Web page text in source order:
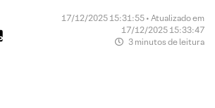
17/12/2025 15:31:55 • Atualizado em
17/12/2025 15:33:47
3 minutos de leitura